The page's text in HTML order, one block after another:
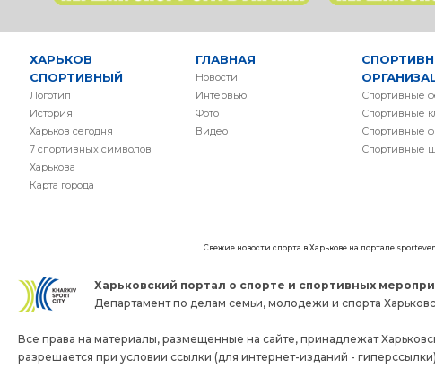
ХАРЬКОВ
СПОРТИВНЫЙ
Логотип
История
Харьков сегодня
7 спортивных символов
Харькова
Карта города
ГЛАВНАЯ
Новости
Интервью
Фото
Видео
Спортивные
Спортивные
Спортивные
Спортивные
Свежие новости спорта в Харькове на портале
Харьковский портал о спорте и спортивных
Департамент по делам семьи, молодежи и спорта
Все права на материалы, размещенные на сайте, принадлежат
разрешается при условии ссылки (для интернет-изданий -